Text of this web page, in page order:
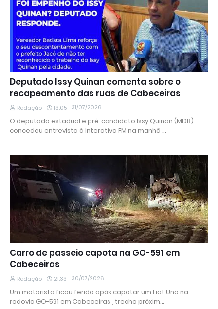
Deputado Issy Quinan comenta sobre o
recapeamento das ruas de Cabeceiras
Redação 13:05 31/07/2026
O deputado estadual e pré-candidato Issy Quinan (MDB)
concedeu entrevista à Interativa FM na manhã …
Carro de passeio capota na GO-591 em
Cabeceiras
Redação 21:33 30/07/2026
Um motorista ficou ferido após capotar um Fiat Uno na
rodovia GO-591 em Cabeceiras , trecho próxim…